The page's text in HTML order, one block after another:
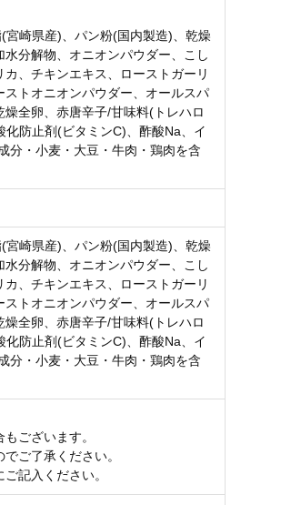
崎県産)、パン粉(国内製造)、乾燥
分解物、オニオンパウダー、こし
、チキンエキス、ローストガーリ
トオニオンパウダー、オールスパ
全卵、赤唐辛子/甘味料(トレハロ
防止剤(ビタミンC)、酢酸Na、イ
分・小麦・大豆・牛肉・鶏肉を含
崎県産)、パン粉(国内製造)、乾燥
分解物、オニオンパウダー、こし
、チキンエキス、ローストガーリ
トオニオンパウダー、オールスパ
全卵、赤唐辛子/甘味料(トレハロ
防止剤(ビタミンC)、酢酸Na、イ
分・小麦・大豆・牛肉・鶏肉を含
ございます。
ご了承ください。
記入ください。